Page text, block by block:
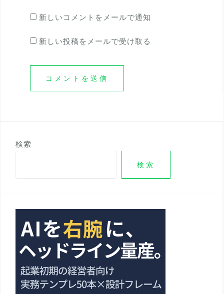
新しいコメントをメールで通知
新しい投稿をメールで受け取る
検索
検索